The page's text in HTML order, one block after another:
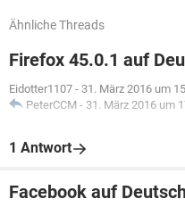
Ähnliche Threads
Firefox 45.0.1 auf
Eidotter1107 - 31. März 2016 um
PeterCCM - 31. März 2016 um
1 Antwort
Facebook auf